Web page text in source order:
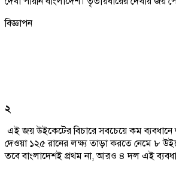
বিজ্ঞাপন
২
এই জয় উইকেটের বিচারে সবচেয়ে কম ব্যবধানে
দেওয়া ১২৫ রানের লক্ষ্য তাড়া করতে নেমে ৮
তবে বাংলাদেশই প্রথম না, আরও ৪ দল এই